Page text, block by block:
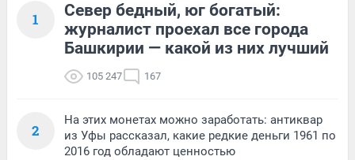
1
Север бедный, юг богатый:
журналист проехал все города
Башкирии — какой из них лучший
105 247 167
2
На этих монетах можно заработать: антиквар
из Уфы рассказал, какие редкие деньги 1961 по
2016 год обладают ценностью